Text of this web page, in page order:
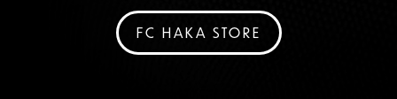
FC HAKA STORE